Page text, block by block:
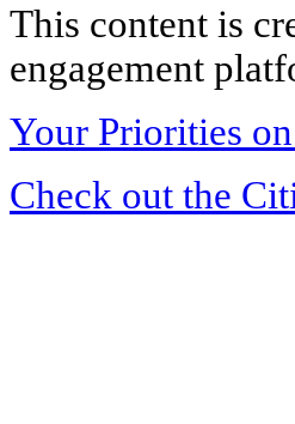
This content is
engagement
Your Priorities
Check out the